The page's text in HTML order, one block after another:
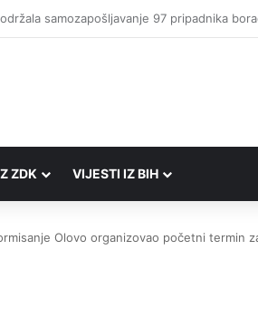
ZDK VIJESTI IZ BIH
Olovo organizovao početni termin